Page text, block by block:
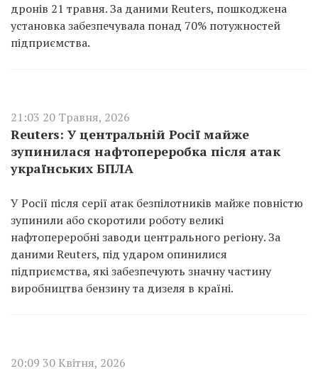
дронів 21 травня. За даними Reuters, пошкоджена
установка забезпечувала понад 70% потужностей
підприємства.
21:03 20 Травня, 2026
Reuters: У центральній Росії майже
зупинилася нафтопереробка після атак
українських БПЛА
У Росії після серії атак безпілотників майже повністю
зупинили або скоротили роботу великі
нафтопереробні заводи центрального регіону. За
даними Reuters, під ударом опинилися
підприємства, які забезпечують значну частину
виробництва бензину та дизеля в країні.
20:09 30 Квітня, 2026